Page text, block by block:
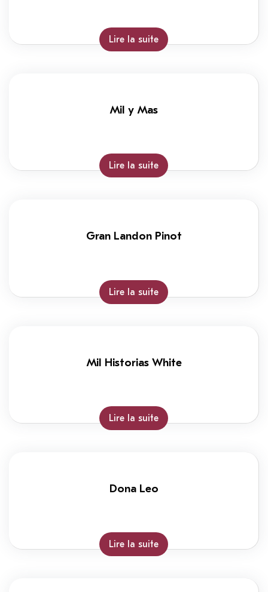
Lire la suite
Mil y Mas
Lire la suite
Gran Landon Pinot
Lire la suite
Mil Historias White
Lire la suite
Dona Leo
Lire la suite